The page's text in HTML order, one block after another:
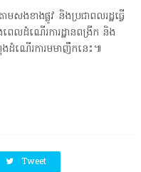
ងខាងផ្លូវ និងប្រជាពលរដ្ឋធ្វើ
លដំណើរការដ្ឋានពង្រីក និង
ដំណើរការមមាញឹកនេះ៕
Tweet